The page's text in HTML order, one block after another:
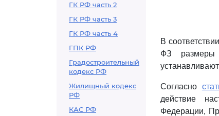
ГК РФ часть 2
ГК РФ часть 3
ГК РФ часть 4
ГПК РФ
Градостроительный
кодекс РФ
Жилищный кодекс
РФ
КАС РФ
В
ФЗ размеры
Согласно
действие
Федерации,